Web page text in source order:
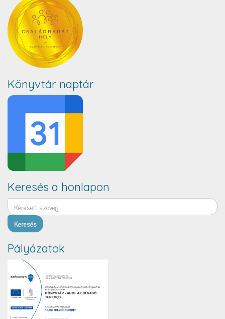
Könyvtár naptár
Keresés a honlapon
Keresés
Pályázatok